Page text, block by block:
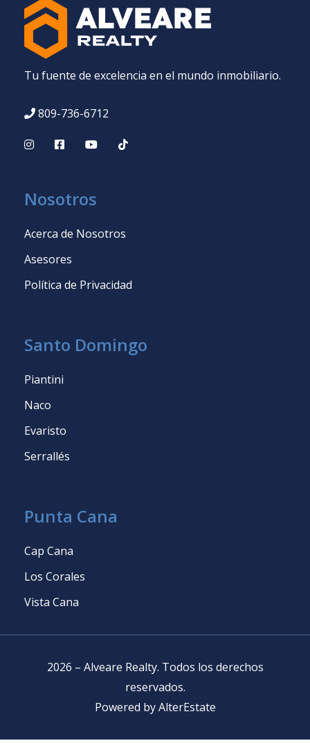
Tu fuente de excelencia en el mundo inmobiliario.
809-736-6712
Nosotros
Acerca de Nosotros
Asesores
Política de Privacidad
Santo Domingo
Piantini
Naco
Evaristo
Serrallés
Punta Cana
Cap Cana
Los Corales
Vista Cana
2026 – Alveare Realty. Todos los derechos
reservados.
Powered by AlterEstate